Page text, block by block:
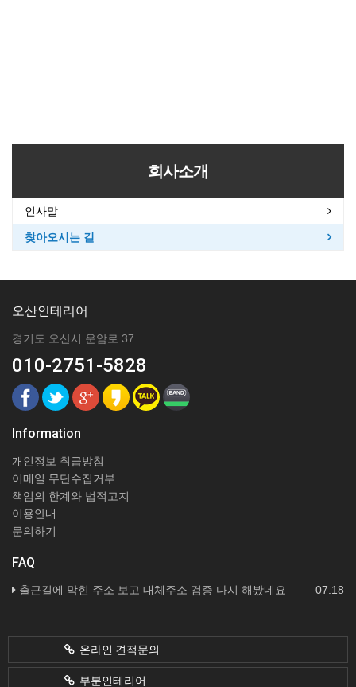
회사소개
인사말
찾아오시는 길
오산인테리어
경기도 오산시 운암로 37
010-2751-5828
Information
개인정보 취급방침
이메일 무단수집거부
책임의 한계와 법적고지
이용안내
문의하기
FAQ
07.18
출근길에 막힌 주소 보고 대체주소 검증 다시 해봤네요
온라인 견적문의
부분인테리어